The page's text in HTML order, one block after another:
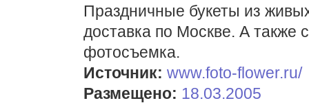
Праздничные букеты из
доставка по Москве. А также
фотосъемка.
Источник: www.foto-flower.ru/
Размещено: 18.03.2005